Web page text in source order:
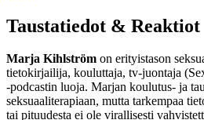
Taustatiedot & Reaktiot
Marja Kihlström on erityistason
tietokirjailija, kouluttaja, tv-juontaja
-podcastin luoja. Marjan koulutus- ja
seksuaaliterapiaan, mutta tarkempaa
tai pituudesta ei ole virallisesti